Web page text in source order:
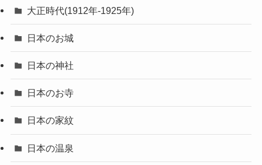
大正時代(1912年-1925年)
日本のお城
日本の神社
日本のお寺
日本の家紋
日本の温泉